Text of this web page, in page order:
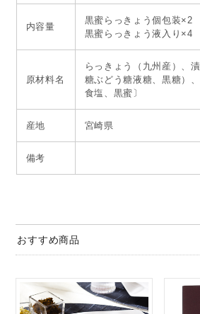
内容量
黒蜜らっきょう個包装×2
黒蜜らっきょう液入り×4
原材料名
らっきょう（九州産）、
糖ぶどう糖液糖、黒糖）
食塩、黒蜜〕
産地 宮崎県
備考
おすすめ商品